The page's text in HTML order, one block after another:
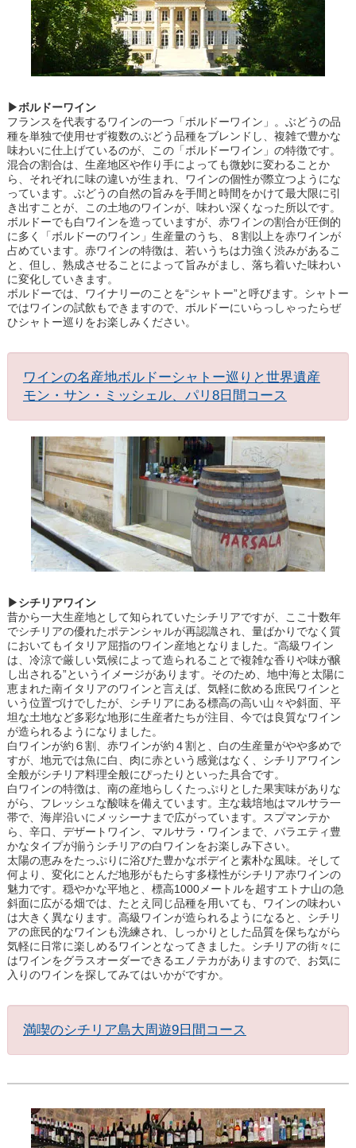
▶ボルドーワイン
フランスを代表するワインの一つ「ボルドーワイン」。ぶどうの品
種を単独で使用せず複数のぶどう品種をブレンドし、複雑で豊かな
味わいに仕上げているのが、この「ボルドーワイン」の特徴です。
混合の割合は、生産地区や作り手によっても微妙に変わることか
ら、それぞれに味の違いが生まれ、ワインの個性が際立つようにな
っています。ぶどうの自然の旨みを手間と時間をかけて最大限に引
き出すことが、この土地のワインが、味わい深くなった所以です。
ボルドーでも白ワインを造っていますが、赤ワインの割合が圧倒的
に多く「ボルドーのワイン」生産量のうち、８割以上を赤ワインが
占めています。赤ワインの特徴は、若いうちは力強く渋みがあるこ
と、但し、熟成させることによって旨みがまし、落ち着いた味わい
に変化していきます。
ボルドーでは、ワイナリーのことを“シャトー”と呼びます。シャトー
ではワインの試飲もできますので、ボルドーにいらっしゃったらぜ
ひシャトー巡りをお楽しみください。
ワインの名産地ボルドーシャトー巡りと世界遺産
モン・サン・ミッシェル、パリ8日間コース
▶シチリアワイン
昔から一大生産地として知られていたシチリアですが、ここ十数年
でシチリアの優れたポテンシャルが再認識され、量ばかりでなく質
においてもイタリア屈指のワイン産地となりました。“高級ワイン
は、冷涼で厳しい気候によって造られることで複雑な香りや味が醸
し出される”というイメージがあります。そのため、地中海と太陽に
恵まれた南イタリアのワインと言えば、気軽に飲める庶民ワインと
いう位置づけでしたが、シチリアにある標高の高い山々や斜面、平
坦な土地など多彩な地形に生産者たちが注目、今では良質なワイン
が造られるようになりました。
白ワインが約６割、赤ワインが約４割と、白の生産量がやや多めで
すが、地元では魚に白、肉に赤という感覚はなく、シチリアワイン
全般がシチリア料理全般にぴったりといった具合です。
白ワインの特徴は、南の産地らしくたっぷりとした果実味がありな
がら、フレッシュな酸味を備えています。主な栽培地はマルサラ一
帯で、海岸沿いにメッシーナまで広がっています。スプマンテか
ら、辛口、デザートワイン、マルサラ・ワインまで、バラエティ豊
かなタイプが揃うシチリアの白ワインをお楽しみ下さい。
太陽の恵みをたっぷりに浴びた豊かなボデイと素朴な風味。そして
何より、変化にとんだ地形がもたらす多様性がシチリア赤ワインの
魅力です。穏やかな平地と、標高1000メートルを超すエトナ山の急
斜面に広がる畑では、たとえ同じ品種を用いても、ワインの味わい
は大きく異なります。高級ワインが造られるようになると、シチリ
アの庶民的なワインも洗練され、しっかりとした品質を保ちながら
気軽に日常に楽しめるワインとなってきました。シチリアの街々に
はワインをグラスオーダーできるエノテカがありますので、お気に
入りのワインを探してみてはいかがですか。
満喫のシチリア島大周遊9日間コース